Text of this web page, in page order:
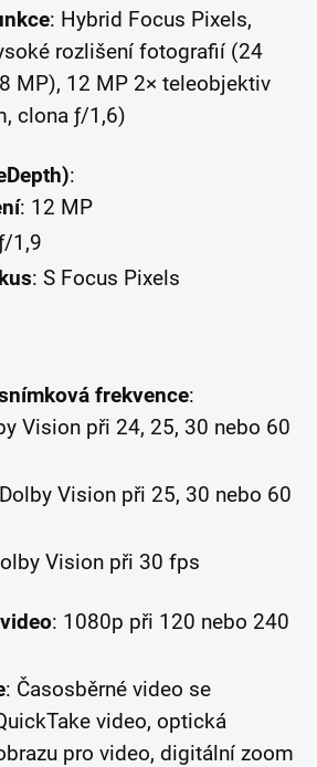
: Hybrid Focus Pixels,
rozlišení fotografií (24
MP), 12 MP 2× teleobjektiv
clona ƒ/1,6)
:
: 12 MP
1,9
: S Focus Pixels
frekvence:
Vision při 24, 25, 30 nebo 60
Vision při 25, 30 nebo 60
Vision při 30 fps
: 1080p při 120 nebo 240
: Časosběrné video se
video, optická
pro video, digitální zoom